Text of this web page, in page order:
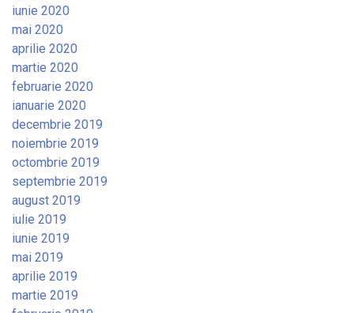
iunie 2020
mai 2020
aprilie 2020
martie 2020
februarie 2020
ianuarie 2020
decembrie 2019
noiembrie 2019
octombrie 2019
septembrie 2019
august 2019
iulie 2019
iunie 2019
mai 2019
aprilie 2019
martie 2019